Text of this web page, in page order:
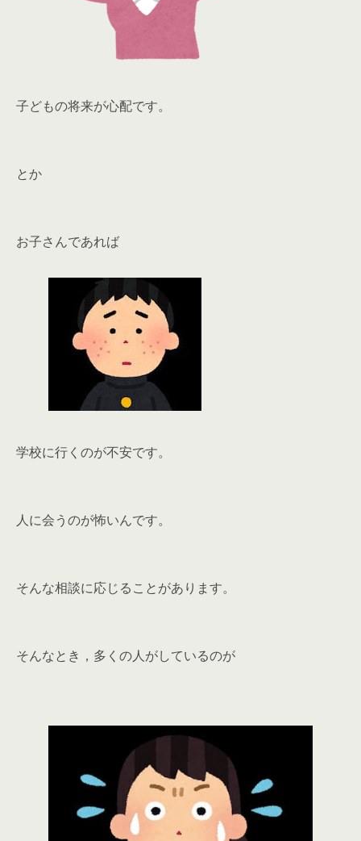
子どもの将来が心配です。
とか
お子さんであれば
学校に行くのが不安です。
人に会うのが怖いんです。
そんな相談に応じることがあります。
そんなとき，多くの人がしているのが